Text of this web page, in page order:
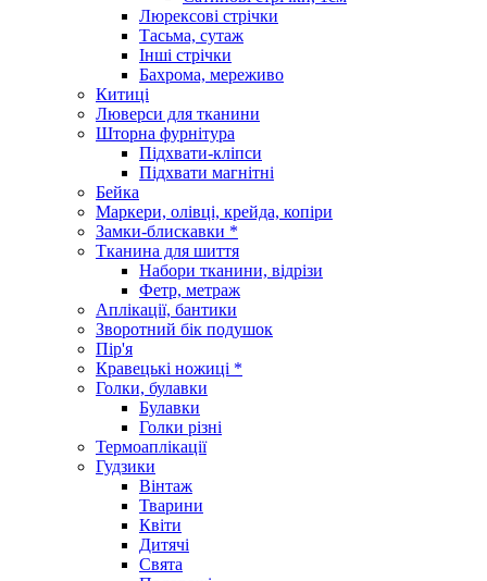
Люрексові стрічки
Тасьма, сутаж
Інші стрічки
Бахрома, мереживо
Китиці
Люверси для тканини
Шторна фурнітура
Підхвати-кліпси
Підхвати магнітні
Бейка
Маркери, олівці, крейда, копіри
Замки-блискавки *
Тканина для шиття
Набори тканини, відрізи
Фетр, метраж
Аплікації, бантики
Зворотний бік подушок
Пір'я
Кравецькі ножиці *
Голки, булавки
Булавки
Голки різні
Термоаплікації
Гудзики
Вінтаж
Тварини
Квіти
Дитячі
Свята